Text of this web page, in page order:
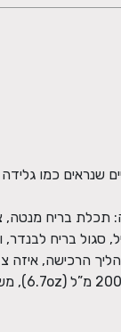
שנראים כמו
בריח מנטה,